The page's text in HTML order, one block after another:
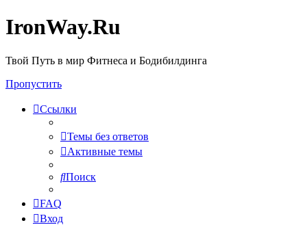
IronWay.Ru
Твой Путь в мир Фитнеса и Бодибилдинга
Пропустить
Ссылки
Темы без ответов
Активные темы
Поиск
FAQ
Вход